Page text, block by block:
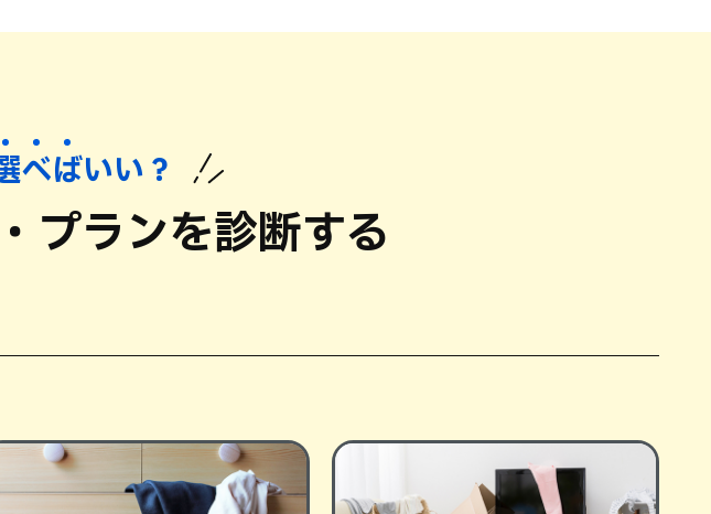
べばいい？
プランを診断する